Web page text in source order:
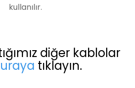
kullanılır.
diğer kablolar
tıklayın.